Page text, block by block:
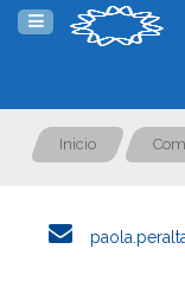
Inicio